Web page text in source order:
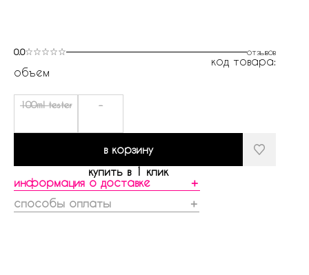
0.0 отзывов
код товара:
объем
100ml tester -
в корзину
купить в 1 клик
информация о доставке
＋
способы оплаты
＋